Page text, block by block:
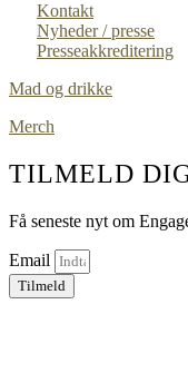
Kontakt
Nyheder / presse
Presseakkreditering
Mad og drikke
Merch
TILMELD
Få seneste nyt om
Email
Tilmeld